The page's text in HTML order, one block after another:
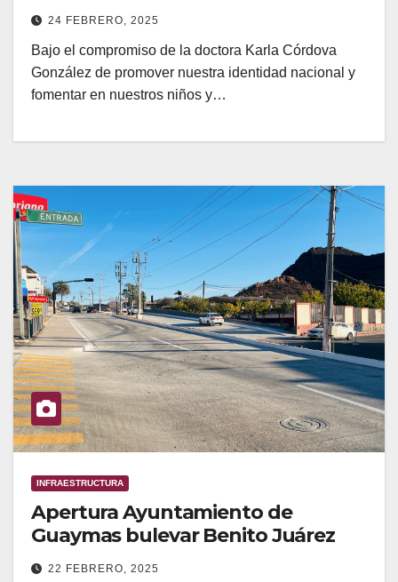
24 FEBRERO, 2025
Bajo el compromiso de la doctora Karla Córdova
González de promover nuestra identidad nacional y
fomentar en nuestros niños y…
INFRAESTRUCTURA
Apertura Ayuntamiento de
Guaymas bulevar Benito Juárez
22 FEBRERO, 2025